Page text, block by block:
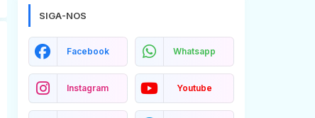
SIGA-NOS
Facebook Whatsapp
Instagram Youtube